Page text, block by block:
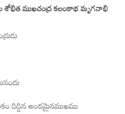
శోభిత ముఖచంద్ర కలంకాభ మృగనాభి
దిద్దిన అందమైనముఖము